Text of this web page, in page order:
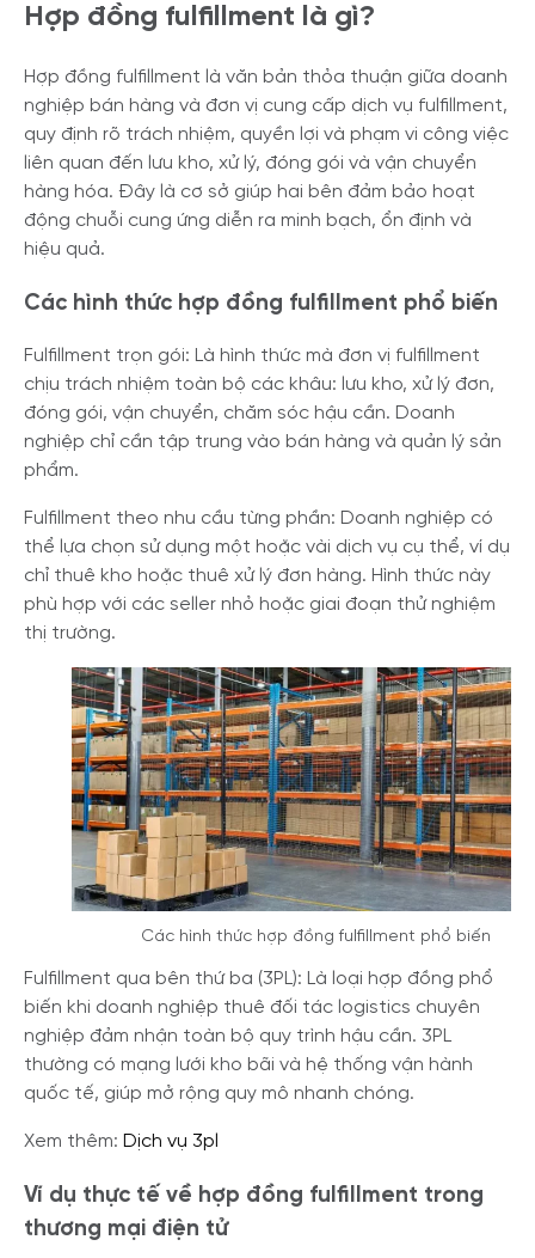
Hợp đồng fulfillment là gì?
Hợp đồng fulfillment là văn bản thỏa thuận giữa doanh
nghiệp bán hàng và đơn vị cung cấp dịch vụ fulfillment,
quy định rõ trách nhiệm, quyền lợi và phạm vi công việc
liên quan đến lưu kho, xử lý, đóng gói và vận chuyển
hàng hóa. Đây là cơ sở giúp hai bên đảm bảo hoạt
động chuỗi cung ứng diễn ra minh bạch, ổn định và
hiệu quả.
Các hình thức hợp đồng fulfillment phổ biến
Fulfillment trọn gói: Là hình thức mà đơn vị fulfillment
chịu trách nhiệm toàn bộ các khâu: lưu kho, xử lý đơn,
đóng gói, vận chuyển, chăm sóc hậu cần. Doanh
nghiệp chỉ cần tập trung vào bán hàng và quản lý sản
phẩm.
Fulfillment theo nhu cầu từng phần: Doanh nghiệp có
thể lựa chọn sử dụng một hoặc vài dịch vụ cụ thể, ví dụ
chỉ thuê kho hoặc thuê xử lý đơn hàng. Hình thức này
phù hợp với các seller nhỏ hoặc giai đoạn thử nghiệm
thị trường.
Các hình thức hợp đồng fulfillment phổ biến
Fulfillment qua bên thứ ba (3PL): Là loại hợp đồng phổ
biến khi doanh nghiệp thuê đối tác logistics chuyên
nghiệp đảm nhận toàn bộ quy trình hậu cần. 3PL
thường có mạng lưới kho bãi và hệ thống vận hành
quốc tế, giúp mở rộng quy mô nhanh chóng.
Xem thêm: Dịch vụ 3pl
Ví dụ thực tế về hợp đồng fulfillment trong
thương mại điện tử